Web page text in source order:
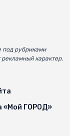
под рубриками
характер.
«Мой ГОРОД»